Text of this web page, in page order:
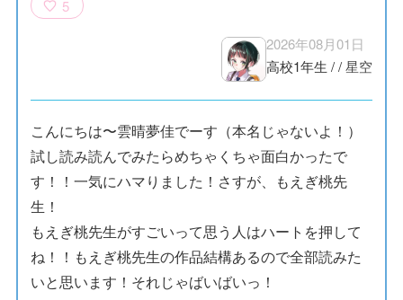
5
2026年08月01日
高校1年生 //星空
こんにちは〜雲晴夢佳でーす（本名じゃないよ！）
試し読み読んでみたらめちゃくちゃ面白かったで
す！！一気にハマりました！さすが、もえぎ桃先
生！
もえぎ桃先生がすごいって思う人はハートを押して
ね！！もえぎ桃先生の作品結構あるので全部読みた
いと思います！それじゃばいばいっ！